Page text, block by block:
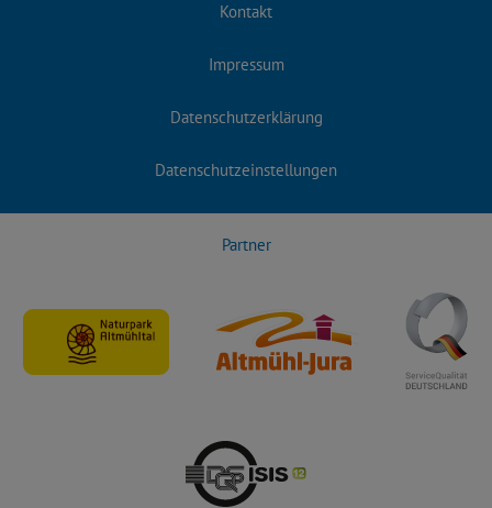
Kontakt
Impressum
Datenschutzerklärung
Datenschutzeinstellungen
Partner